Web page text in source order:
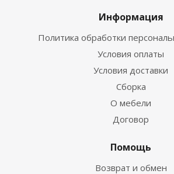
Информация
Политика обработки
Условия оплаты
Условия доставки
Сборка
О мебели
Договор
Помощь
Возврат и обмен